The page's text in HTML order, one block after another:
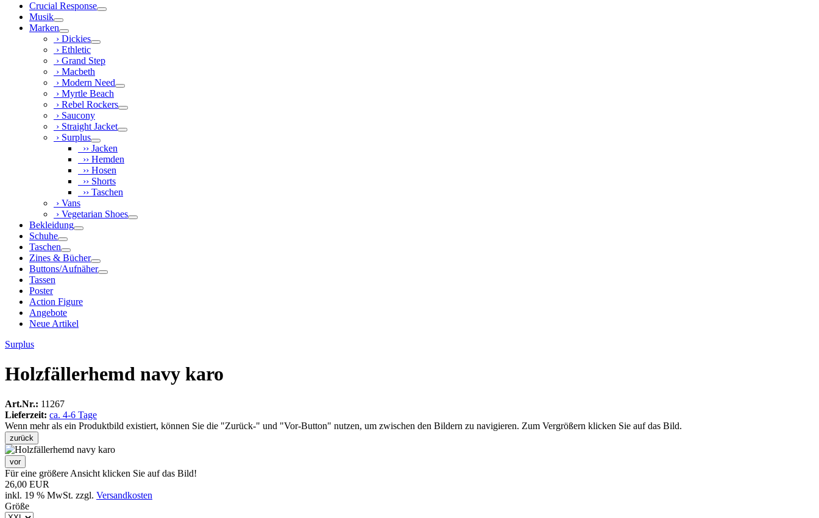
Crucial Response
Musik
Marken
› Dickies
› Ethletic
› Grand Step
› Macbeth
› Modern Need
› Myrtle Beach
› Rebel Rockers
› Saucony
› Straight Jacket
› Surplus
›› Jacken
›› Hemden
›› Hosen
›› Shorts
›› Taschen
› Vans
› Vegetarian Shoes
Bekleidung
Schuhe
Taschen
Zines & Bücher
Buttons/Aufnäher
Tassen
Poster
Action Figure
Angebote
Neue Artikel
Surplus
Holzfällerhemd navy karo
Art.Nr.: 11267
Lieferzeit: ca. 4-6 Tage
Wenn mehr als ein Produktbild existiert, können Sie die "Zurück-" und "Vor-Button" nutzen, um zwischen den Bildern zu navigieren. Zum Vergrößern klicken Sie auf das Bild.
zurück
vor
Für eine größere Ansicht klicken Sie auf das Bild!
26,00 EUR
inkl. 19 % MwSt. zzgl. Versandkosten
Größe